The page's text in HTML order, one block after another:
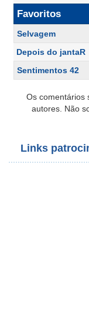
Favoritos
Selvagem
Depois do jantaR
Sentimentos 42
Os comentários
autores. Não
Links